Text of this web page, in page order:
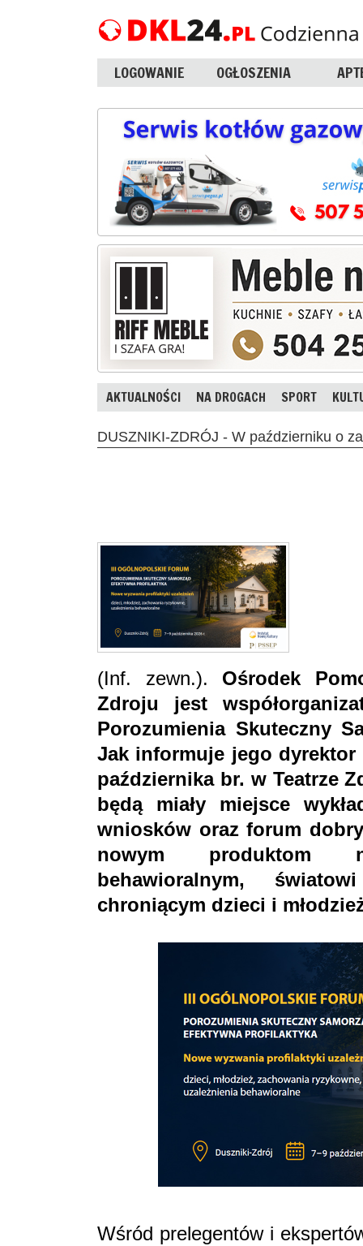
LOGOWANIE OGŁOSZENIA
AKTUALNOŚCI NA DROGACH SPORT
DUSZNIKI-ZDRÓJ - W październiku o
(Inf. zewn.). Ośrodek
Zdroju jest
Porozumienia Skuteczny
Jak informuje jego
października br. w Teatrze
będą miały miejsce
wniosków oraz forum
nowym produktom
behawioralnym,
chroniącym dzieci i
Wśród prelegentów i